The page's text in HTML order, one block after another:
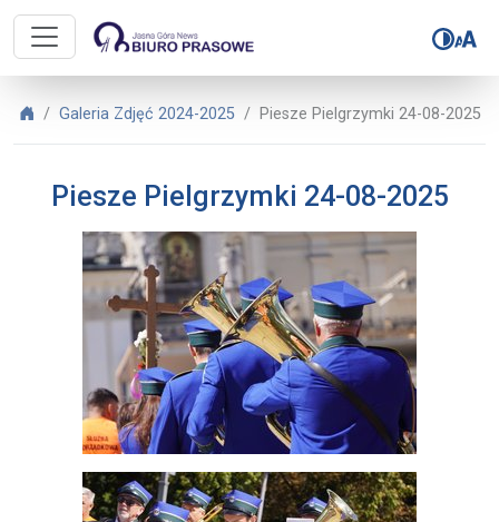
Biuro Prasowe Jasnej Góry –
Biuro Prasowe Jasnej Góry
Galeria Zdjęć 2024-2025 Piesze Pielgrzymki 24-08-2025
Piesze Pielgrzymki 24-08-2025